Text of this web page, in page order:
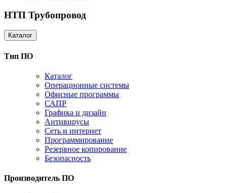
НТП Трубопровод
Каталог
Тип ПО
Каталог
Операционные системы
Офисные программы
САПР
Графика и дизайн
Антивирусы
Сеть и интернет
Программирование
Резервное копирование
Безопасность
Производитель ПО